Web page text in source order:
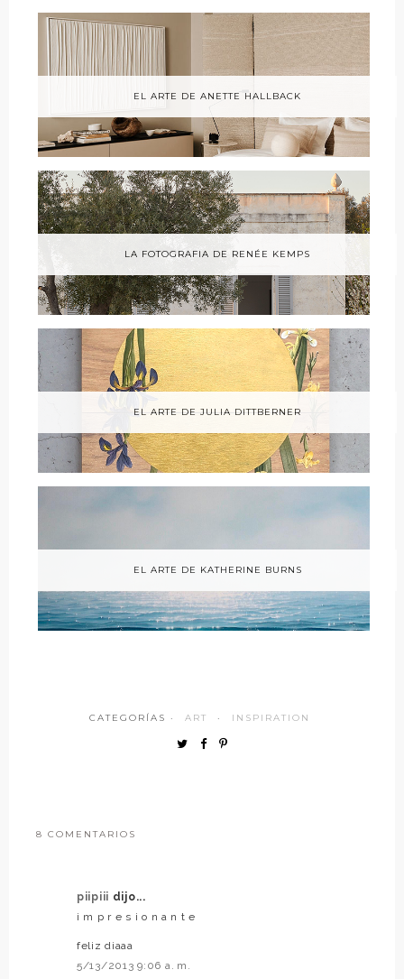
EL ARTE DE ANETTE HALLBACK
LA FOTOGRAFIA DE RENÉE KEMPS
EL ARTE DE JULIA DITTBERNER
EL ARTE DE KATHERINE BURNS
CATEGORÍAS · ART · INSPIRATION
8 COMENTARIOS
piipiii dijo...
i m p r e s i o n a n t e
feliz diaaa
5/13/2013 9:06 a. m.